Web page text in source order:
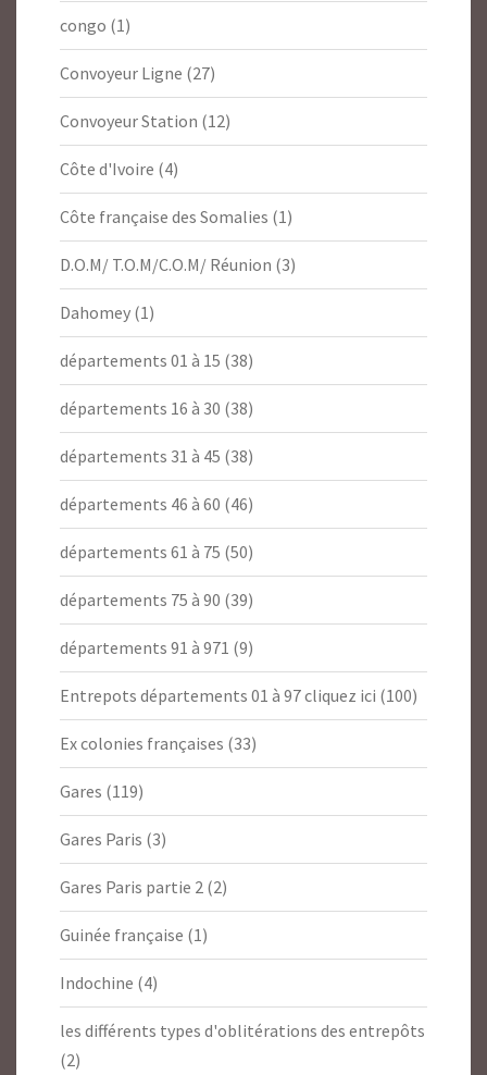
congo (1)
Convoyeur Ligne (27)
Convoyeur Station (12)
Côte d'Ivoire (4)
Côte française des Somalies (1)
D.O.M/ T.O.M/C.O.M/ Réunion (3)
Dahomey (1)
départements 01 à 15 (38)
départements 16 à 30 (38)
départements 31 à 45 (38)
départements 46 à 60 (46)
départements 61 à 75 (50)
départements 75 à 90 (39)
départements 91 à 971 (9)
Entrepots départements 01 à 97 cliquez ici (100)
Ex colonies françaises (33)
Gares (119)
Gares Paris (3)
Gares Paris partie 2 (2)
Guinée française (1)
Indochine (4)
les différents types d'oblitérations des entrepôts
(2)